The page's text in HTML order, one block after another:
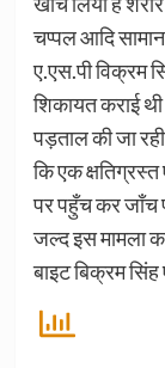
चप्पल आदि
ए.एस.पी विक्रम
शिकायत कराई
पड़ताल की जा
कि एक
पर पहुँच कर जाँच
जल्द इस मामला
बाइट बिक्रम सिंह